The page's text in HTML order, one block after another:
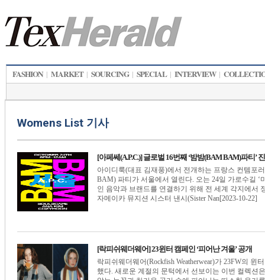
FASHION | MARKET | SOURCING | SPECIAL | INTERVIEW |
Womens List 기사
[아페쎄(A.P.C.)] 글로벌 16번째 ‘밤밤(BAM BAM)파티’
아이디룩(대표 김재풍)에서 전개하는 프랑스 컨템포
BAM) 파티가 서울에서 열린다. 오는 24일 가로수길
인 음악과 브랜드를 연결하기 위해 전 세계 각지에서
자메이카 뮤지션 시스터 낸시(Sister Nan[2023-10-22]
[락피쉬웨더웨어] 23윈터 캠페인 ‘피어난 겨울’ 공개
락피쉬웨더웨어(Rockfish Weatherwear)가 23FW의
했다. 새로운 계절의 문턱에서 선보이는 이번 컬렉션